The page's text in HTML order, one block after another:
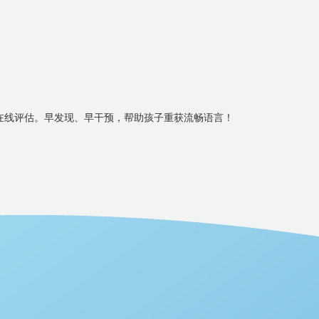
评估。早发现、早干预，帮助孩子重获流畅语言！